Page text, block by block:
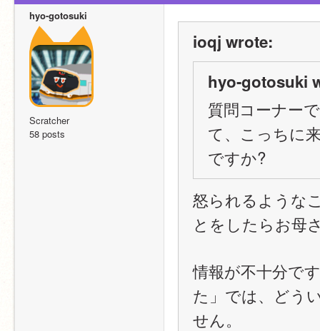
hyo-gotosuki
Scratcher
58 posts
ioqj wrote:
hyo-gotosuki
質問コーナー
て、こっちに
ですか?
怒られるような
とをしたらお母
情報が不十分で
た」では、どう
せん。